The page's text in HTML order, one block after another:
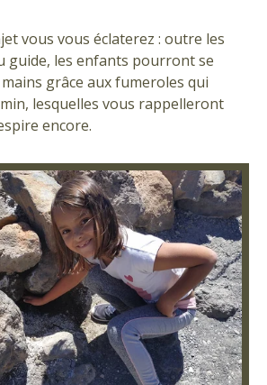
vous vous éclaterez : outre les
guide, les enfants pourront se
grâce aux fumeroles qui
lesquelles vous rappelleront
encore.